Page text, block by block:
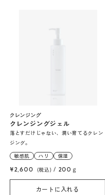
クレンジング
クレンジングジェル
落とすだけじゃない、潤い育てるクレン
ジング。
敏感肌
ハリ
保湿
¥2,600
(税込) / 200ｇ
カートに入れる